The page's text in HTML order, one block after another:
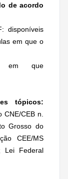
de acordo
disponíveis
em que o
em que
tópicos:
CEB n.
Grosso do
CEE/MS
Lei Federal